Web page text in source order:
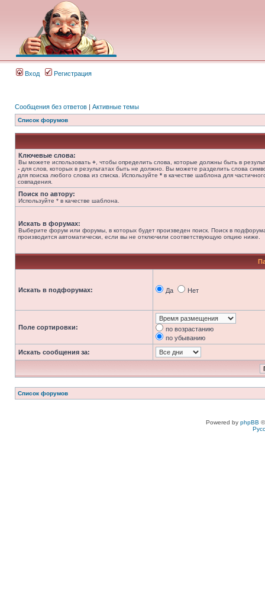
Вход Регистрация
Сообщения без ответов | Активные темы
Список форумов
Ключевые слова:
Вы можете использовать + , чтобы определить слова, которые должны быть в
- для слов, которых в результатах быть не должно. Вы можете разделить слова
для поиска любого слова из списка. Используйте * в качестве шаблона для
совпадения.
Поиск по автору:
Используйте * в качестве шаблона.
Искать в форумах:
Выберите форум или форумы, в которых будет произведен поиск. Поиск в
производится автоматически, если вы не отключили соответствующую опцию ниже.
Искать в подфорумах: Да Нет
Поле сортировки:
по возрастанию
по убыванию
Искать сообщения за:
Список форумов
Powered by phpBB